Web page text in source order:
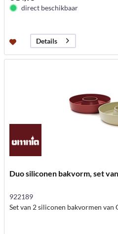
direct beschikbaar
Details
Duo siliconen bakvorm, set
922189
Set van 2 siliconen bakvormen van